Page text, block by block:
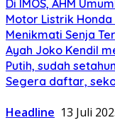
Di IMOS, AHM
Motor Listrik
Menikmati Senja
Ayah Joko Kendil
Putih, sudah
Segera daftar,
Headline 13 Juli